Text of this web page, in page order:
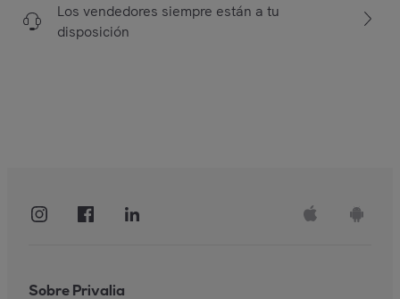
Los vendedores siempre están a tu
disposición
Sobre Privalia